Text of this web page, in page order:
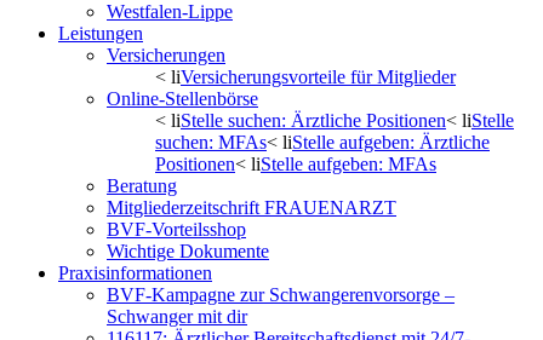
Westfalen-Lippe
Leistungen
Versicherungen
< liVersicherungsvorteile für Mitglieder
Online-Stellenbörse
< liStelle suchen: Ärztliche Positionen< liStelle
suchen: MFAs< liStelle aufgeben: Ärztliche
Positionen< liStelle aufgeben: MFAs
Beratung
Mitgliederzeitschrift FRAUENARZT
BVF-Vorteilsshop
Wichtige Dokumente
Praxisinformationen
BVF-Kampagne zur Schwangerenvorsorge –
Schwanger mit dir